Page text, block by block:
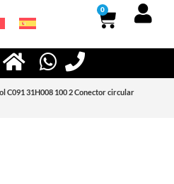
0
C091 31H008 100 2 Conector circular